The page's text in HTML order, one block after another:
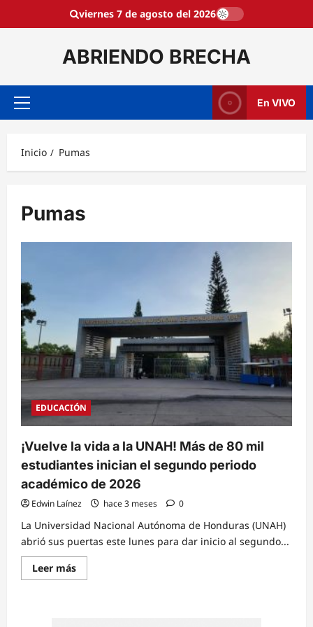
viernes 7 de agosto del 2026
ABRIENDO BRECHA
Menú
En VIVO
Inicio Pumas
Pumas
EDUCACIÓN
¡Vuelve la vida a la UNAH! Más de 80 mil
estudiantes inician el segundo periodo
académico de 2026
Edwin Laínez hace 3 meses 0
La Universidad Nacional Autónoma de Honduras (UNAH)
abrió sus puertas este lunes para dar inicio al segundo...
Leer másRead
more